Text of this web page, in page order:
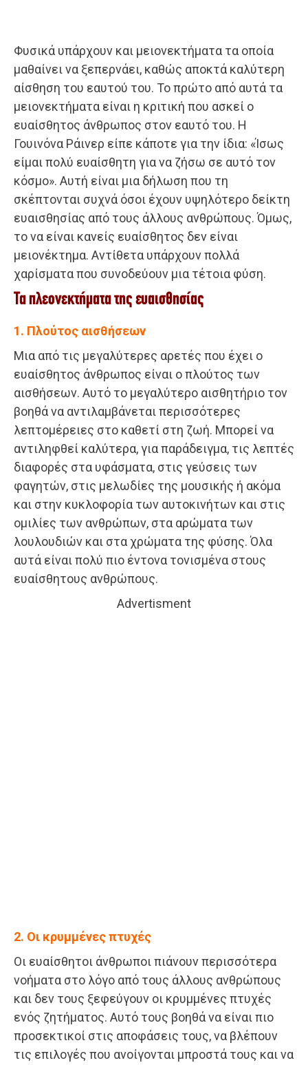
Φυσικά υπάρχουν και μειονεκτήματα τα οποία
μαθαίνει να ξεπερνάει, καθώς αποκτά καλύτερη
αίσθηση του εαυτού του. Το πρώτο από αυτά τα
μειονεκτήματα είναι η κριτική που ασκεί ο
ευαίσθητος άνθρωπος στον εαυτό του. Η
Γουινόνα Ράινερ είπε κάποτε για την ίδια: «Ίσως
είμαι πολύ ευαίσθητη για να ζήσω σε αυτό τον
κόσμο». Αυτή είναι μια δήλωση που τη
σκέπτονται συχνά όσοι έχουν υψηλότερο δείκτη
ευαισθησίας από τους άλλους ανθρώπους. Όμως,
το να είναι κανείς ευαίσθητος δεν είναι
μειονέκτημα. Αντίθετα υπάρχουν πολλά
χαρίσματα που συνοδεύουν μια τέτοια φύση.
Τα πλεονεκτήματα της ευαισθησίας
1. Πλούτος αισθήσεων
Μια από τις μεγαλύτερες αρετές που έχει ο
ευαίσθητος άνθρωπος είναι ο πλούτος των
αισθήσεων. Αυτό το μεγαλύτερο αισθητήριο τον
βοηθά να αντιλαμβάνεται περισσότερες
λεπτομέρειες στο καθετί στη ζωή. Μπορεί να
αντιληφθεί καλύτερα, για παράδειγμα, τις λεπτές
διαφορές στα υφάσματα, στις γεύσεις των
φαγητών, στις μελωδίες της μουσικής ή ακόμα
και στην κυκλοφορία των αυτοκινήτων και στις
ομιλίες των ανθρώπων, στα αρώματα των
λουλουδιών και στα χρώματα της φύσης. Όλα
αυτά είναι πολύ πιο έντονα τονισμένα στους
ευαίσθητους ανθρώπους.
Advertisment
2. Οι κρυμμένες πτυχές
Οι ευαίσθητοι άνθρωποι πιάνουν περισσότερα
νοήματα στο λόγο από τους άλλους ανθρώπους
και δεν τους ξεφεύγουν οι κρυμμένες πτυχές
ενός ζητήματος. Αυτό τους βοηθά να είναι πιο
προσεκτικοί στις αποφάσεις τους, να βλέπουν
τις επιλογές που ανοίγονται μπροστά τους και να